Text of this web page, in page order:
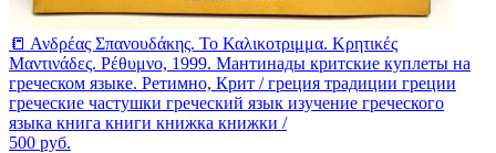
📒 Ανδρέας Σπανουδάκης. Το Καλικοτριμμα. Κρητικές
Μαντινάδες. Ρέθυμνο, 1999. Мантинады критские куплеты на
греческом языке. Ретимно, Крит / греция традиции греции
греческие частушки греческий язык изучение греческого
языка книга книги книжка книжки /
500 руб.